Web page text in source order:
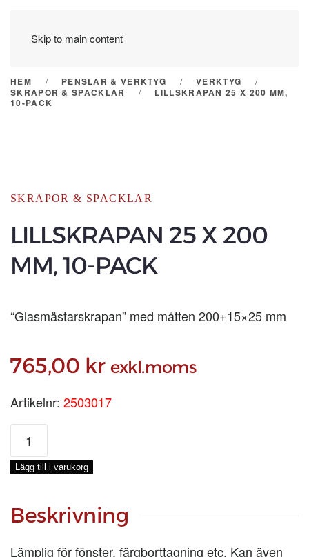
Skip to main content
HEM PENSLAR & VERKTYG
VERKTYG
SKRAPOR & SPACKLAR
LILLSKRAPAN 25 X 200 MM,
10-PACK
SKRAPOR & SPACKLAR
LILLSKRAPAN 25 X 200
MM, 10-PACK
“Glasmästarskrapan” med måtten 200+15×25 mm
765,00 kr exkl.moms
Artikelnr: 2503017
LILLSKRAPAN
X
200
10-
PACK
Lägg till i varukorg
Beskrivning
Lämplig för fönster, färgborttagning etc. Kan även